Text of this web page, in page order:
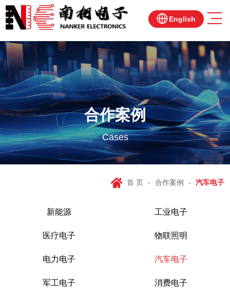
English
合作案例
Cases
首 页 - 合作案例 - 汽车电子
新能源 工业电子
医疗电子 物联照明
电力电子 汽车电子
军工电子 消费电子